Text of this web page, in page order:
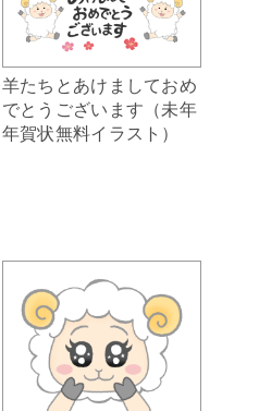
羊たちとあけましておめ
でとうございます（未年
年賀状無料イラスト）